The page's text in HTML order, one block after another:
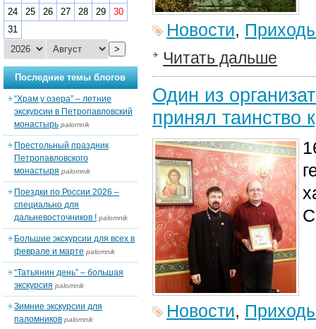
Новости,
Читать дальше
Один из
принял таинство
Новости,
24
25 26 27 28 29
30
31
>
Последние темы блогов
“Храм у озера” – летние
экскурсии в Петропавловский
монастырь palomnik
Престольный праздник
Петропавловского
монастыря palomnik
Поездки по России 2026 –
специально для
дальневосточников ! palomnik
Большие экскурсии для всех в
феврале и марте palomnik
“Татьянин день” – большая
экскурсия palomnik
Зимние экскурсии для
паломников palomnik